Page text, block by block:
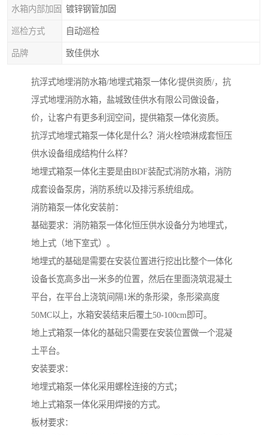
水箱内部加固 镀锌钢管加固
巡检方式 自动巡检
品牌 致佳供水
抗浮式地埋消防水箱/地埋式箱泵一体化/提供资质/，抗
浮式地埋消防水箱，盐城致佳供水有限公司做设备，
价，让客户有更多利润空间，提供箱泵一体化资质。
抗浮式地埋式箱泵一体化是什么？消火栓喷淋成套恒压
供水设备组成结构什么样？
地埋式箱泵一体化主要是由BDF装配式消防水箱，消防
成套设备泵房，消防系统以及排污系统组成。
消防箱泵一体化安装前：
基础要求：消防箱泵一体化恒压供水设备分为地埋式，
地上式（地下室式）。
地埋式的基础是需要在安装位置进行挖出比整个一体化
设备长宽高多出一米多的位置，然后在里面浇筑混凝土
平台，在平台上浇筑间隔1米的条形梁，条形梁高度
50MC以上，水箱安装结束后覆土50-100cm即可。
地上式箱泵一体化的基础只需要在安装位置做一个混凝
土平台。
安装要求：
地埋式箱泵一体化采用螺栓连接的方式；
地上式箱泵一体化采用焊接的方式。
板材要求：